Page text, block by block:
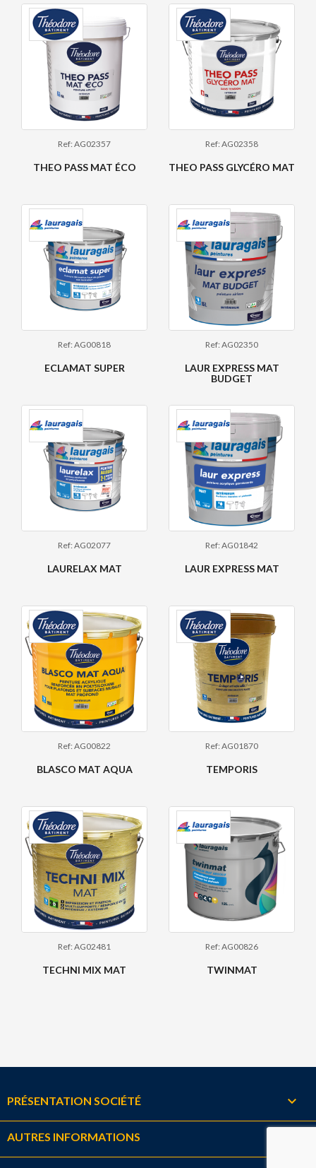
Ref: AG02357
THEO PASS MAT ÉCO
Ref: AG02358
THEO PASS GLYCÉRO MAT
Ref: AG00818
ECLAMAT SUPER
Ref: AG02350
LAUR EXPRESS MAT
BUDGET
Ref: AG02077
LAURELAX MAT
Ref: AG01842
LAUR EXPRESS MAT
Ref: AG00822
BLASCO MAT AQUA
Ref: AG01870
TEMPORIS
Ref: AG02481
TECHNI MIX MAT
Ref: AG00826
TWINMAT
PRÉSENTATION SOCIÉTÉ 
AUTRES INFORMATIONS